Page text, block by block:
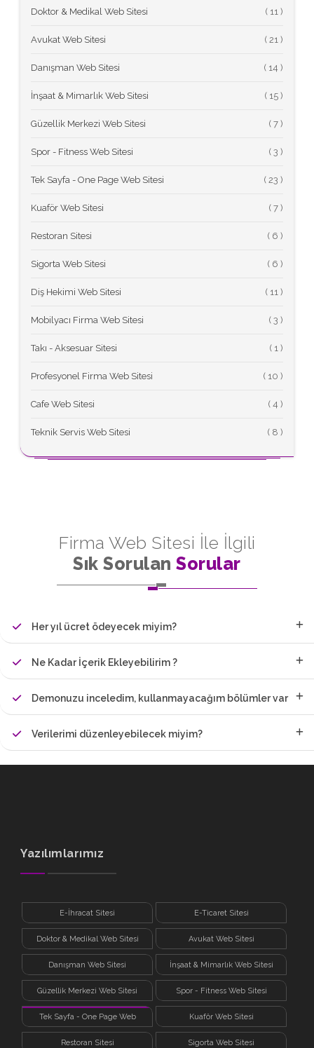
Doktor & Medikal Web Sitesi (
Avukat Web Sitesi (
Danışman Web Sitesi (
İnşaat & Mimarlık Web Sitesi (
Güzellik Merkezi Web Sitesi (
Spor - Fitness Web Sitesi (
Tek Sayfa - One Page Web Sitesi (
Kuaför Web Sitesi (
Restoran Sitesi (
Sigorta Web Sitesi (
Diş Hekimi Web Sitesi (
Mobilyacı Firma Web Sitesi (
Takı - Aksesuar Sitesi (
Profesyonel Firma Web Sitesi (
Cafe Web Sitesi (
Teknik Servis Web Sitesi (
Firma Web Sitesi İle İlgili
Sık SorulanSorular
Her yıl ücret ödeyecek miyim?
Ne Kadar İçerik Ekleyebilirim ?
Demonuzu inceledim, kullanmayacağım bölümler var
Verilerimi düzenleyebilecek miyim?
Yazılımlarımız
E-İhracat Sitesi E-Ticaret Sitesi
Doktor & Medikal Web Sitesi Avukat Web Sitesi
Danışman Web Sitesi İnşaat & Mimarlık Web Sitesi
Güzellik Merkezi Web Sitesi Spor - Fitness Web Sitesi
Tek Sayfa - One Page Web
Sitesi
Kuaför Web Sitesi
Restoran Sitesi Sigorta Web Sitesi